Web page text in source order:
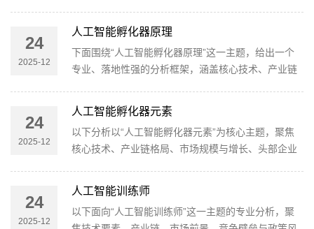
心要点与目标定位（executive snapshot）目标定
位：把AI孵化器建设成“技术原型—产业对接—资本加
速”闭环的公共/半公
24
2025-12
人工智能孵化器原理
下面围绕“人工智能孵化器原理”这一主题，给出一个
专业、落地性强的分析框架，涵盖核心技术、产业链
的决策需求与大众理解，避免过度理论化。一、核心
技术解析：孵化器如何放大AI创新的“增量”与“成功率”
数据资源闭环与
24
2025-12
人工智能孵化器元素
以下分析以“人工智能孵化器元素”为核心主题，聚焦
核心技术、产业链格局、市场规模与增长、头部企业
作性强。一、概述：什么是AI孵化器元素？定义与定
位AI孵化器/加速器是面向早期AI创业的生态系统平
24
2025-12
人工智能训练师
以下面向“人工智能训练师”这一主题的专业分析，聚